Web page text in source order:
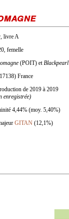
livre A
femelle
(POIT) et
France
de 2019 à 2019
enregistrée)
4,44% (moy. 5,40%)
GITAN (12,1%)